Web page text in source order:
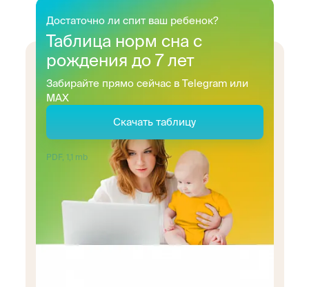
Достаточно ли спит ваш ребенок?
Таблица норм сна с
рождения до 7 лет
Забирайте прямо сейчас в Telegram или
MAX
Скачать таблицу
PDF, 1,1 mb